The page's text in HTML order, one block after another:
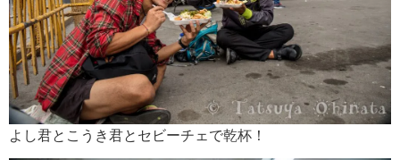
よし君とこうき君とセビーチェで乾杯！